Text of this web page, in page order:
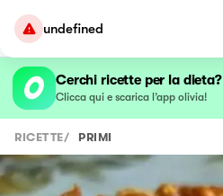
undefined
Cerchi ricette per la dieta?
Clicca qui e scarica l’app olivia!
RICETTE/ PRIMI